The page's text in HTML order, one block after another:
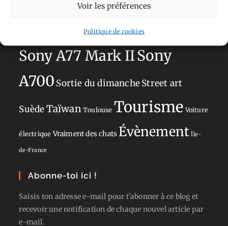
Voir les préférences
Politique de cookies
Paris
Sans adresseSavoie
Sony A77 Mark IISony
A700 Sortie du dimancheStreet art
SuèdeTaïwan Toulouse Tourisme Voiture
électrique Vraiment des chats Évènement Île-
de-France
Abonne-toi ici !
Saisis ton adresse e-mail pour t'abonner à ce blog et
recevoir une notification de chaque nouvel article par
e-mail.